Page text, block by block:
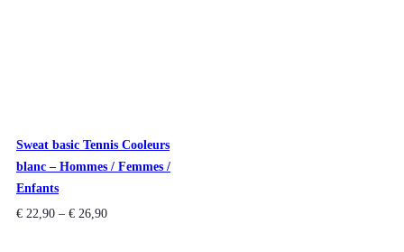
Sweat basic Tennis Cooleurs
blanc – Hommes / Femmes /
Enfants
€ 22,90 – € 26,90